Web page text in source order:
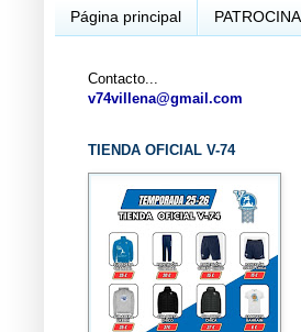
Página principal
... CLUB BALONCESTO V-
Contacto...
v74villena@gmail.com
TIENDA OFICIAL V-74